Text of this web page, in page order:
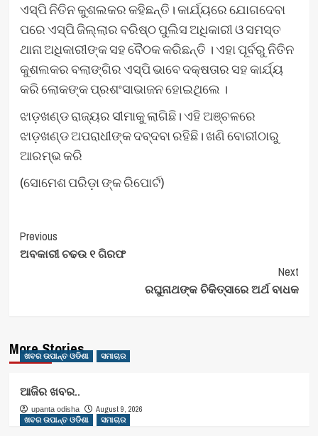
ଏସ୍‌ପି ନିତିନ କୁଶଲକର କହିଛନ୍ତି। କାର୍ଯ୍ୟରେ ଯୋଗଦେବା
ପରେ ଏସ୍‌ପି ଜିଲ୍ଲାର ବରିଷ୍ଠ ପୁଲିସ ଅଧିକାରୀ ଓ ସମସ୍ତ
ଥାନା ଅଧିକାରୀଙ୍କ ସହ ବୈଠକ କରିଛନ୍ତି । ଏହା ପୂର୍ବରୁ ନିତିନ
କୁଶଲକର ବଲାଙ୍ଗିର ଏସ୍‌ପି ଭାବେ ଦକ୍ଷତାର ସହ କାର୍ଯ୍ୟ
କରି ଲୋକଙ୍କ ପ୍ରଶଂସାଭାଜନ ହୋଇଥିଲେ ।
ଝାଡ଼ଖଣ୍ଡ ରାଜ୍ୟର ସୀମାକୁ ଲାଗିଛି। ଏହି ଅଞ୍ଚଳରେ
ଝାଡ଼ଖଣ୍ଡ ଅପରାଧୀଙ୍କ ଦବ୍‌ଦବା ରହିଛି। ଖଣି ବୋରୀଠାରୁ
ଆରମ୍ଭ କରି
(ସୋମେଶ ପରିଡ଼ା ଙ୍କ ରିପୋର୍ଟ)
Post
Navigation
Previous
ଅବକାରୀ ଚଢଉ ୧ ଗିରଫ
Next
ରଘୁନାଥଙ୍କ ଚିକିତ୍ସାରେ ଅର୍ଥ ବାଧକ
More Stories
ଖବର ଉପାନ୍ତ ଓଡିଶା ସମାଚାର
ଆଜିର ଖବର..
upanta odisha
August 9, 2026
ଖବର ଉପାନ୍ତ ଓଡିଶା
ସମାଚାର